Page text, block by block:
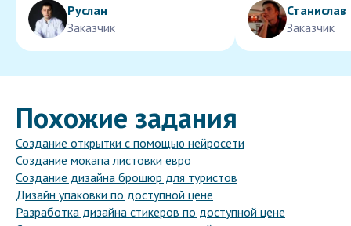
Руслан
Заказчик
Станислав
Заказчик
Похожие задания
Создание открытки с помощью нейросети
Создание мокапа листовки евро
Создание дизайна брошюр для туристов
Дизайн упаковки по доступной цене
Разработка дизайна стикеров по доступной цене